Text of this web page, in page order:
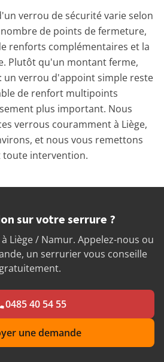
verrou de sécurité varie selon
de points de fermeture,
renforts complémentaires et la
Plutôt qu'un montant ferme,
un verrou d'appoint simple reste
de renfort multipoints
plus important. Nous
verrous couramment à Liège,
et nous vous remettons
toute intervention.
sur votre serrure ?
Liège / Namur. Appelez-nous ou
un serrurier vous conseille
gratuitement.
0485 40 54 55
une demande